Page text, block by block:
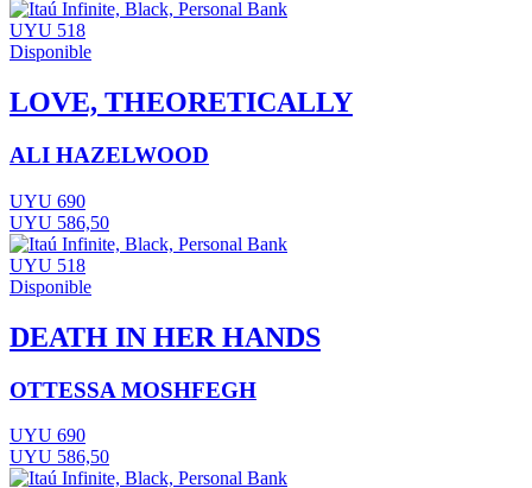
UYU 518
Disponible
LOVE, THEORETICALLY
ALI HAZELWOOD
UYU 690
UYU 586,50
UYU 518
Disponible
DEATH IN HER HANDS
OTTESSA MOSHFEGH
UYU 690
UYU 586,50